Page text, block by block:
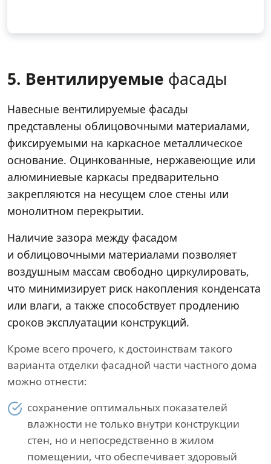
5. Вентилируемые фасады
Навесные вентилируемые фасады
представлены облицовочными материалами,
фиксируемыми на каркасное металлическое
основание. Оцинкованные, нержавеющие или
алюминиевые каркасы предварительно
закрепляются на несущем слое стены или
монолитном перекрытии.
Наличие зазора между фасадом
и облицовочными материалами позволяет
воздушным массам свободно циркулировать,
что минимизирует риск накопления конденсата
или влаги, а также способствует продлению
сроков эксплуатации конструкций.
Кроме всего прочего, к достоинствам такого
варианта отделки фасадной части частного дома
можно отнести:
сохранение оптимальных показателей
влажности не только внутри конструкции
стен, но и непосредственно в жилом
помещении, что обеспечивает здоровый